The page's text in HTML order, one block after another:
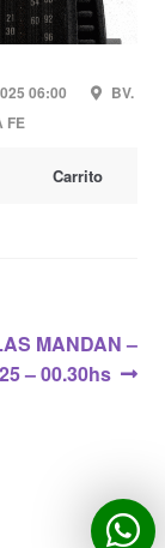
06:00
BV.
FE
Carrito
MANDAN –
– 00.30hs